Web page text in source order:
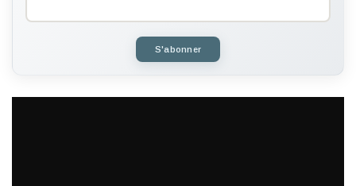
S'abonner